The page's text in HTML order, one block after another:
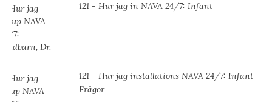
121 - Hur jag in NAVA 24/7: Infant
121 - Hur jag installations NAVA 24/7: Infant -
Frågor